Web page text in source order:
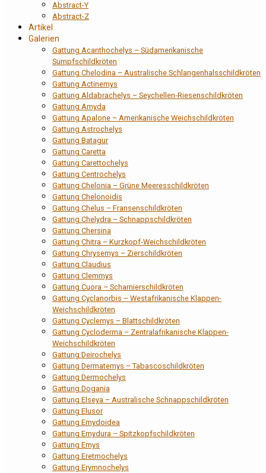
Abstract-Y
Abstract-Z
Artikel
Galerien
Gattung Acanthochelys – Südamerikanische
Sumpfschildkröten
Gattung Chelodina – Australische Schlangenhalsschildkröten
Gattung Actinemys
Gattung Aldabrachelys – Seychellen-Riesenschildkröten
Gattung Amyda
Gattung Apalone – Amerikanische Weichschildkröten
Gattung Astrochelys
Gattung Batagur
Gattung Caretta
Gattung Carettochelys
Gattung Centrochelys
Gattung Chelonia – Grüne Meeresschildkröten
Gattung Chelonoidis
Gattung Chelus – Fransenschildkröten
Gattung Chelydra – Schnappschildkröten
Gattung Chersina
Gattung Chitra – Kurzkopf-Weichschildkröten
Gattung Chrysemys – Zierschildkröten
Gattung Claudius
Gattung Clemmys
Gattung Cuora – Scharnierschildkröten
Gattung Cyclanorbis – Westafrikanische Klappen-
Weichschildkröten
Gattung Cyclemys – Blattschildkröten
Gattung Cycloderma – Zentralafrikanische Klappen-
Weichschildkröten
Gattung Deirochelys
Gattung Dermatemys – Tabascoschildkröten
Gattung Dermochelys
Gattung Dogania
Gattung Elseya – Australische Schnappschildkröten
Gattung Elusor
Gattung Emydoidea
Gattung Emydura – Spitzkopfschildkröten
Gattung Emys
Gattung Eretmochelys
Gattung Erymnochelys